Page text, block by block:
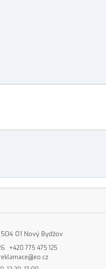
01 Nový Bydžov
+420 775 475 125